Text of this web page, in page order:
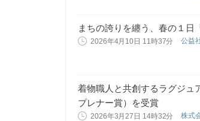
まちの誇りを纏う、春の１日
2026年4月10日 11時37分 公益
着物職人と共創するラグジュ
プレナー賞）を受賞
2026年3月27日 14時32分 株式